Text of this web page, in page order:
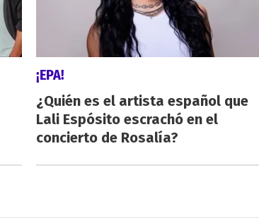
¡EPA!
¿Quién es el artista español que
Lali Espósito escrachó en el
concierto de Rosalía?